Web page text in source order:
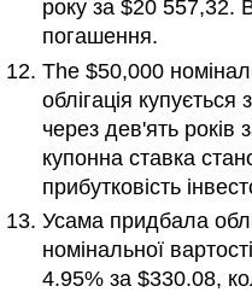
року за $20 557,32.
погашення.
The $50,000
облігація
через дев'ять
купонна ставка
прибутковість
Усама придбала
номінальної
4.95% за $330.08,